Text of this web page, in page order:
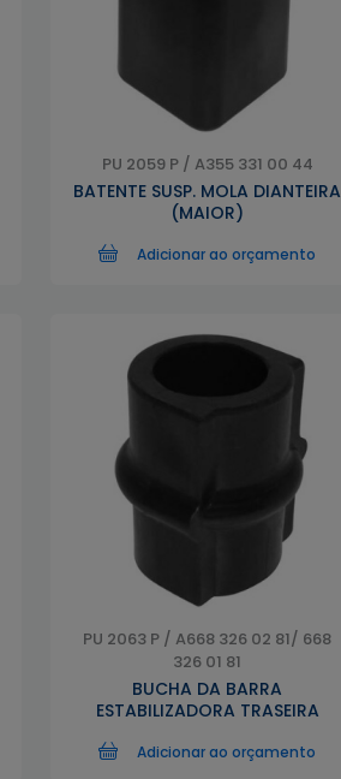
PU 2059 P / A355 331 00 44
BATENTE SUSP. MOLA DIANTEIRA
(MAIOR)
Adicionar ao orçamento
PU 2063 P / A668 326 02 81/ 668
326 01 81
BUCHA DA BARRA
ESTABILIZADORA TRASEIRA
Adicionar ao orçamento